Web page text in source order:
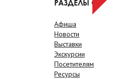
РАЗДЕЛЫ САЙТА
Афиша
Новости
Выставки
Экскурсии
Посетителям
Ресурсы